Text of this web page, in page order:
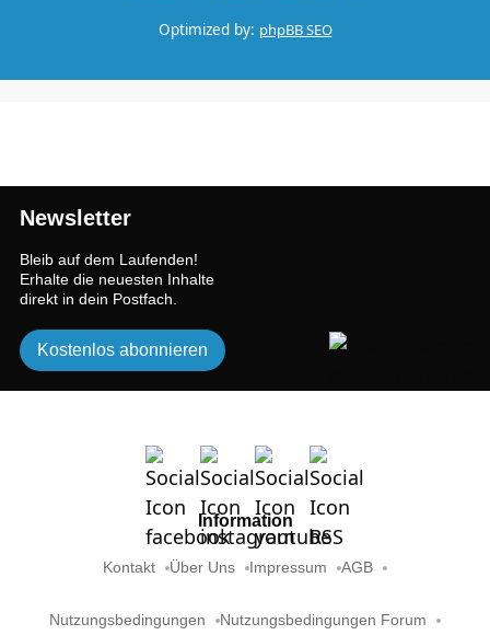
Optimized by: phpBB SEO
Newsletter
Bleib auf dem Laufenden!
Erhalte die neuesten Inhalte
direkt in dein Postfach.
Kostenlos abonnieren
Information
Kontakt Über Uns Impressum AGB
Nutzungsbedingungen Nutzungsbedingungen Forum